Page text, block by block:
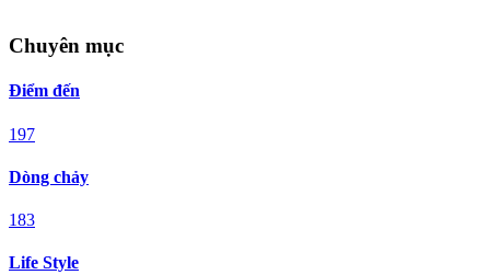
Chuyên mục
Điểm đến
197
Dòng chảy
183
Life Style